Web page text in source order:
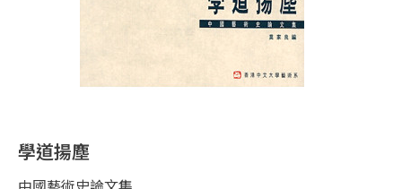
學道揚塵